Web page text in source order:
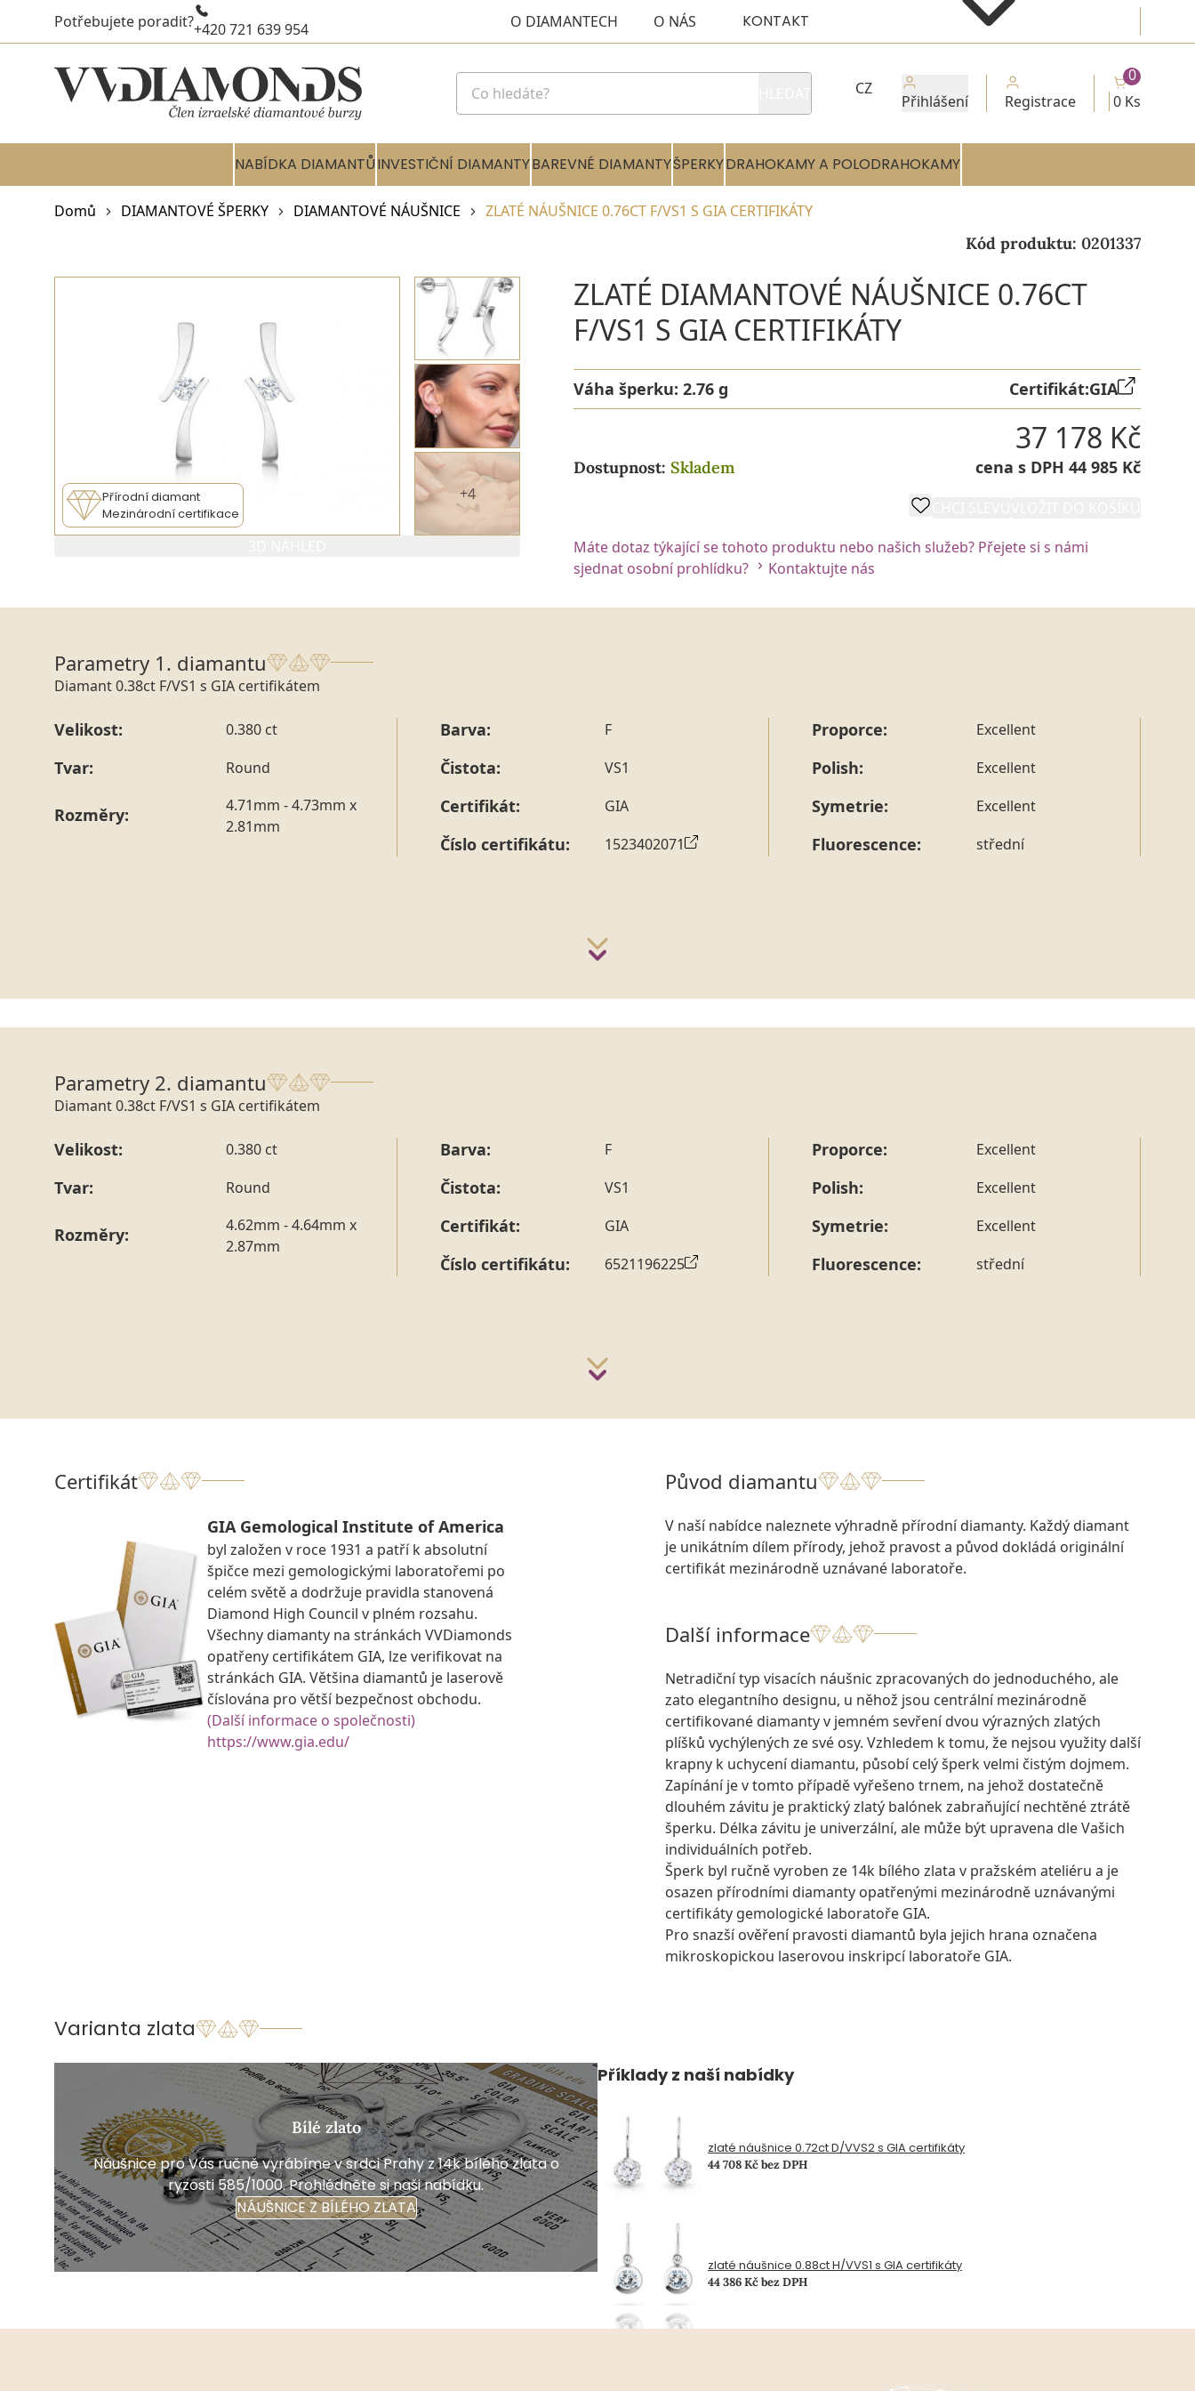
Potřebujete poradit?+420 721 639 954 O DIAMANTECH O NÁS KONTAKT
CZ
Přihlášení Registrace 0 Ks
0
NABÍDKA DIAMANTŮINVESTIČNÍ DIAMANTYBAREVNÉ DIAMANTYŠPERKYDRAHOKAMY A POLODRAHOKAMY
Domů DIAMANTOVÉ ŠPERKY DIAMANTOVÉ NÁUŠNICE ZLATÉ NÁUŠNICE 0.76CT F/VS1 S GIA CERTIFIKÁTY
Kód produktu: 0201337
Přírodní diamant
Mezinárodní certifikace
+4
ZLATÉ DIAMANTOVÉ NÁUŠNICE 0.76CT
F/VS1 S GIA CERTIFIKÁTY
Váha šperku: 2.76 g Certifikát:GIA
Dostupnost: Skladem
37 178 Kč
cena s DPH 44 985 Kč
Máte dotaz týkající se tohoto produktu nebo našich služeb? Přejete si s námi
sjednat osobní prohlídku?
Kontaktujte nás
Parametry 1. diamantu
Diamant 0.38ct F/VS1 s GIA certifikátem
Velikost: 0.380 ct
Tvar: Round
Rozměry:
4.71mm - 4.73mm x
2.81mm
Barva: F
Čistota: VS1
Certifikát: GIA
Číslo certifikátu: 1523402071
Proporce: Excellent
Polish: Excellent
Symetrie: Excellent
Fluorescence: střední
Parametry 2. diamantu
Diamant 0.38ct F/VS1 s GIA certifikátem
Velikost: 0.380 ct
Tvar: Round
Rozměry:
4.62mm - 4.64mm x
2.87mm
Barva: F
Čistota: VS1
Certifikát: GIA
Číslo certifikátu: 6521196225
Proporce: Excellent
Polish: Excellent
Symetrie: Excellent
Fluorescence: střední
Certifikát
GIA Gemological Institute of America
byl založen v roce 1931 a patří k absolutní
špičce mezi gemologickými laboratořemi po
celém světě a dodržuje pravidla stanovená
Diamond High Council v plném rozsahu.
Všechny diamanty na stránkách VVDiamonds
opatřeny certifikátem GIA, lze verifikovat na
stránkách GIA. Většina diamantů je laserově
číslována pro větší bezpečnost obchodu.
(Další informace o společnosti)
https://www.gia.edu/
Původ diamantu
V naší nabídce naleznete výhradně přírodní diamanty. Každý diamant
je unikátním dílem přírody, jehož pravost a původ dokládá originální
certifikát mezinárodně uznávané laboratoře.
Další informace
Netradiční typ visacích náušnic zpracovaných do jednoduchého, ale
zato elegantního designu, u něhož jsou centrální mezinárodně
certifikované diamanty v jemném sevření dvou výrazných zlatých
plíšků vychýlených ze své osy. Vzhledem k tomu, že nejsou využity další
krapny k uchycení diamantu, působí celý šperk velmi čistým dojmem.
Zapínání je v tomto případě vyřešeno trnem, na jehož dostatečně
dlouhém závitu je praktický zlatý balónek zabraňující nechtěné ztrátě
šperku. Délka závitu je univerzální, ale může být upravena dle Vašich
individuálních potřeb.
Šperk byl ručně vyroben ze 14k bílého zlata v pražském ateliéru a je
osazen přírodními diamanty opatřenými mezinárodně uznávanými
certifikáty gemologické laboratoře GIA.
Pro snazší ověření pravosti diamantů byla jejich hrana označena
mikroskopickou laserovou inskripcí laboratoře GIA.
Varianta zlata
Bílé zlato
Náušnice pro Vás ručně vyrábíme v srdci Prahy z 14k bílého zlata o
ryzosti 585/1000. Prohlédněte si naši nabídku.
NÁUŠNICE Z BÍLÉHO ZLATA
Příklady z naší nabídky
zlaté náušnice 0.72ct D/VVS2 s GIA certifikáty
44 708 Kč bez DPH
zlaté náušnice 0.88ct H/VVS1 s GIA certifikáty
44 386 Kč bez DPH